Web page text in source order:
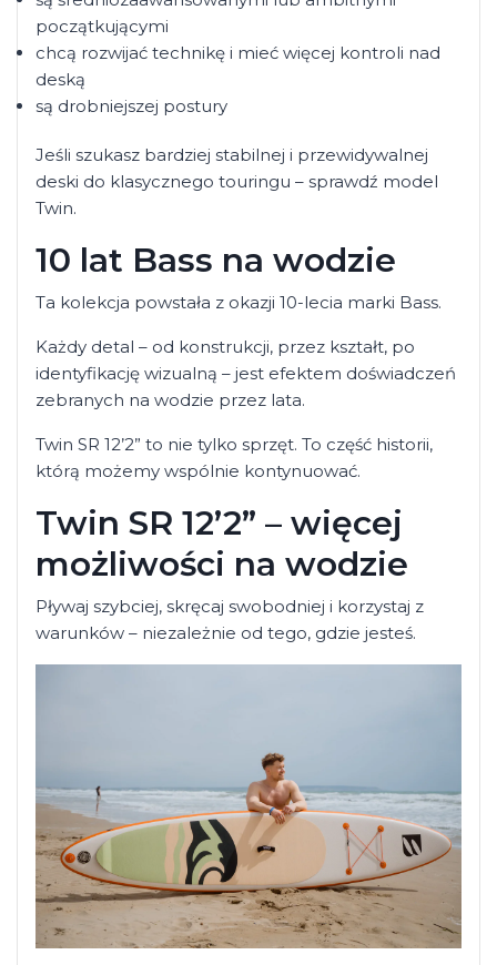
początkującymi
chcą rozwijać technikę i mieć więcej kontroli nad
deską
są drobniejszej postury
Jeśli szukasz bardziej stabilnej i przewidywalnej
deski do klasycznego touringu – sprawdź model
Twin.
10 lat Bass na wodzie
Ta kolekcja powstała z okazji 10-lecia marki Bass.
Każdy detal – od konstrukcji, przez kształt, po
identyfikację wizualną – jest efektem doświadczeń
zebranych na wodzie przez lata.
Twin SR 12’2” to nie tylko sprzęt. To część historii,
którą możemy wspólnie kontynuować.
Twin SR 12’2” – więcej
możliwości na wodzie
Pływaj szybciej, skręcaj swobodniej i korzystaj z
warunków – niezależnie od tego, gdzie jesteś.